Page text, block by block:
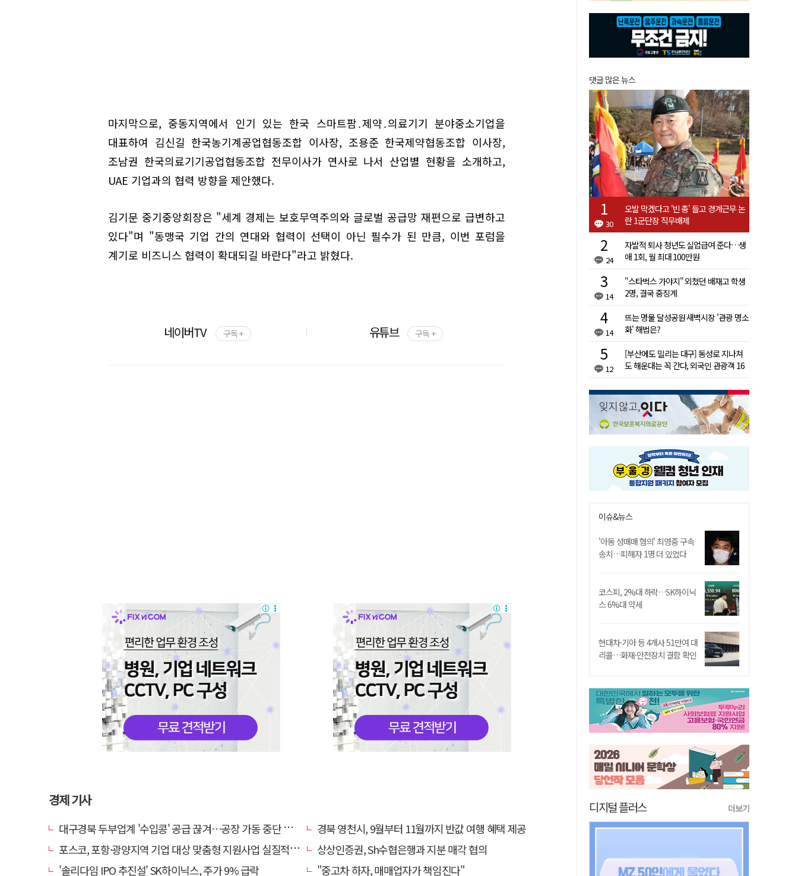
마지막으로, 중동지역에서 인기 있는 한국 스마트팜․제약․의료기기 분야중소기업을
대표하여 김신길 한국농기계공업협동조합 이사장, 조용준 한국제약협동조합 이사장,
조남권 한국의료기기공업협동조합 전무이사가 연사로 나서 산업별 현황을 소개하고,
UAE 기업과의 협력 방향을 제안했다.
김기문 중기중앙회장은 "세계 경제는 보호무역주의와 글로벌 공급망 재편으로 급변하고
있다"며 "동맹국 기업 간의 연대와 협력이 선택이 아닌 필수가 된 만큼, 이번 포럼을
계기로 비즈니스 협력이 확대되길 바란다"라고 밝혔다.
네이버TV 구독 + 유튜브 구독 +
경제 기사
대구경북 두부업계 '수입콩' 공급 끊겨…공장 가동 중단 등 '존폐기로'
경북 영천시, 9월부터 11월까지 반값 여행 혜택 제공
포스코, 포항·광양지역 기업 대상 맞춤형 지원사업 실질적 성과 확인
상상인증권, Sh수협은행과 지분 매각 협의
'솔리다임 IPO 추진설' SK하이닉스, 주가 9% 급락
"중고차 하자, 매매업자가 책임진다"
댓글 많은 뉴스
30
오발 막겠다고 '빈 총' 들고 경계근무 논
란 1군단장 직무배제
24
자발적 퇴사 청년도 실업급여 준다…생
애 1회, 월 최대 100만원
14
"스타벅스 가야지" 외쳤던 배재고 학생
2명, 결국 중징계
14
뜨는 명물 달성공원 새벽시장 '관광 명소
화' 해법은?
12
[부산에도 밀리는 대구] 동성로 지나쳐
도 해운대는 꼭 간다, 외국인 관광객 16
이슈&뉴스
'아동 성매매 혐의' 최영중 구속
송치…피해자 1명 더 있었다
코스피, 2%대 하락…SK하이닉
스 6%대 약세
현대차·기아 등 4개사 51만여 대
리콜…화재·안전장치 결함 확인
디지털 플러스 더보기